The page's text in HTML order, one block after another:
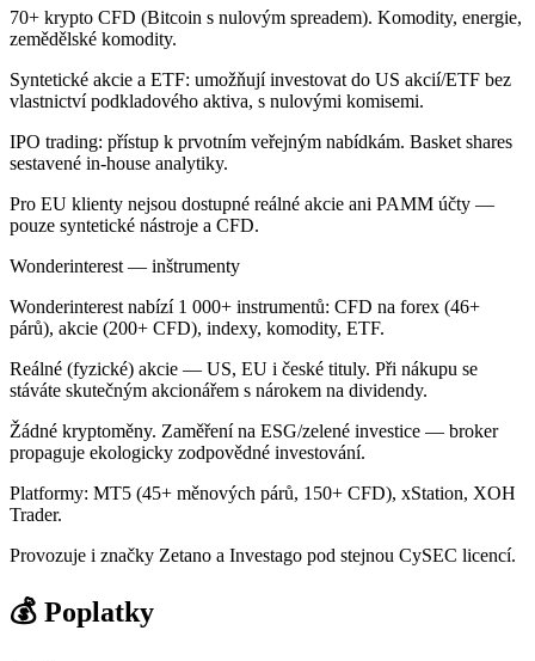
70+ krypto CFD (Bitcoin s nulovým spreadem). Komodity, energie,
zemědělské komodity.
Syntetické akcie a ETF: umožňují investovat do US akcií/ETF bez
vlastnictví podkladového aktiva, s nulovými komisemi.
IPO trading: přístup k prvotním veřejným nabídkám. Basket shares
sestavené in-house analytiky.
Pro EU klienty nejsou dostupné reálné akcie ani PAMM účty —
pouze syntetické nástroje a CFD.
Wonderinterest — inštrumenty
Wonderinterest nabízí 1 000+ instrumentů: CFD na forex (46+
párů), akcie (200+ CFD), indexy, komodity, ETF.
Reálné (fyzické) akcie — US, EU i české tituly. Při nákupu se
stáváte skutečným akcionářem s nárokem na dividendy.
Žádné kryptoměny. Zaměření na ESG/zelené investice — broker
propaguje ekologicky zodpovědné investování.
Platformy: MT5 (45+ měnových párů, 150+ CFD), xStation, XOH
Trader.
Provozuje i značky Zetano a Investago pod stejnou CySEC licencí.
💰 Poplatky